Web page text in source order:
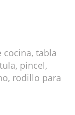
cocina, tabla
pincel,
rodillo para